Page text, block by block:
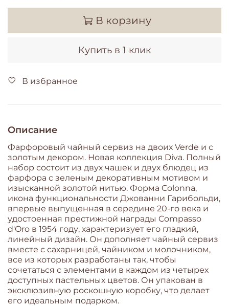
В корзину
Купить в 1 клик
В избранное
Описание
Фарфоровый чайный сервиз на двоих Verde и с
золотым декором. Новая коллекция Diva. Полный
набор состоит из двух чашек и двух блюдец из
фарфора с зеленым декоративным мотивом и
изысканной золотой нитью. Форма Colonna,
икона функциональности Джованни Гарибольди,
впервые выпущенная в середине 20-го века и
удостоенная престижной награды Compasso
d'Oro в 1954 году, характеризует его гладкий,
линейный дизайн. Он дополняет чайный сервиз
вместе с сахарницей, чайником и молочником,
все из которых разработаны так, чтобы
сочетаться с элементами в каждом из четырех
доступных пастельных цветов. Он упакован в
эксклюзивную роскошную коробку, что делает
его идеальным подарком.